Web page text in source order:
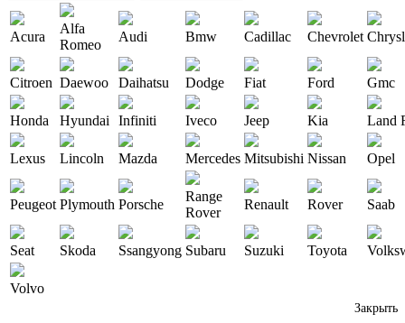
Acura
Alfa
Romeo
Audi Bmw Cadillac Chevrolet
Citroen Daewoo Daihatsu Dodge Fiat Ford Gmc
Honda Hyundai Infiniti Iveco Jeep Kia Land
Lexus Lincoln Mazda Mercedes Mitsubishi Nissan Opel
Peugeot Plymouth Porsche
Range
Rover
Renault Rover Saab
Seat Skoda Ssangyong Subaru Suzuki Toyota
Volvo
Закрыть